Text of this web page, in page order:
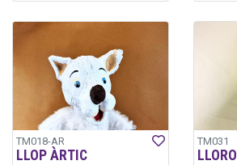
TM018-AR
LLOP ÀRTIC
TM031
LLORO